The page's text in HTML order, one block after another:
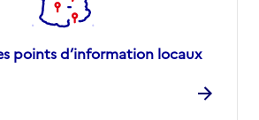
points d’information locaux